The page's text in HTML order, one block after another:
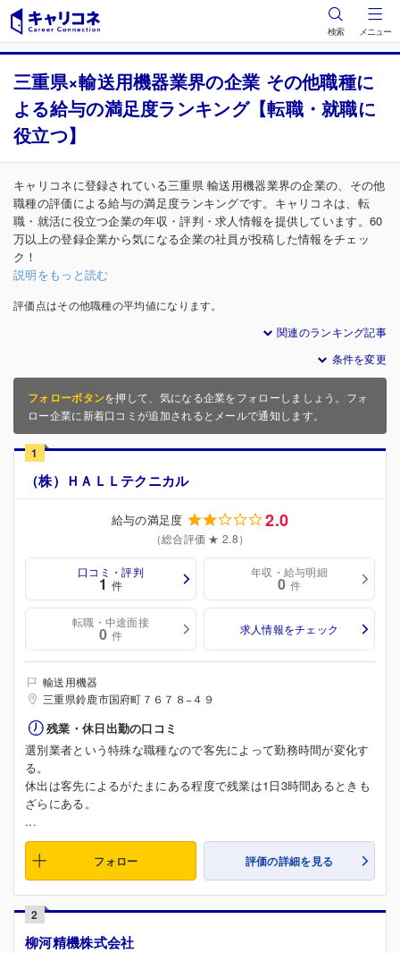
検索 メニュー
三重県×輸送用機器業界の企業 その他職種に
よる給与の満足度ランキング【転職・就職に
役立つ】
キャリコネに登録されている三重県 輸送用機器業界の企業の、その他
職種の評価による給与の満足度ランキングです。キャリコネは、転
職・就活に役立つ企業の年収・評判・求人情報を提供しています。60
万以上の登録企業から気になる企業の社員が投稿した情報をチェッ
ク！
説明をもっと読む
評価点はその他職種の平均値になります。
関連のランキング記事
条件を変更
フォローボタンを押して、気になる企業をフォローしましょう。フォ
ロー企業に新着口コミが追加されるとメールで通知します。
1
（株）ＨＡＬＬテクニカル
給与の満足度 2.0
（総合評価 ★ 2.8）
口コミ・評判
1 件
年収・給与明細
0 件
転職・中途面接
0 件 求人情報をチェック
輸送用機器
三重県鈴鹿市国府町７６７８−４９
残業・休日出勤の口コミ
選別業者という特殊な職種なので客先によって勤務時間が変化す
る。
休出は客先によるがたまにある程度で残業は1日3時間あるときも
ざらにある。
...
フォロー 評価の詳細を見る
2
柳河精機株式会社